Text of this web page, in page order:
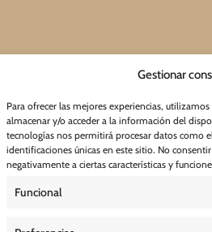
Gestionar
Para ofrecer las mejores experiencias,
almacenar y/o acceder a la información del
tecnologías nos permitirá procesar datos como
identificaciones únicas en este sitio. No
negativamente a ciertas características y
Funcional
DE